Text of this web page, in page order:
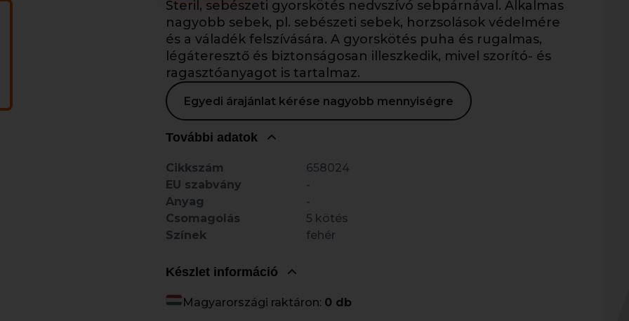
Steril, sebészeti gyorskötés nedvszívó sebpárnával. Alkalmas
nagyobb sebek, pl. sebészeti sebek, horzsolások védelmére
és a váladék felszívására. A gyorskötés puha és rugalmas,
légáteresztő és biztonságosan illeszkedik, mivel szorító- és
ragasztóanyagot is tartalmaz.
Egyedi árajánlat kérése nagyobb mennyiségre
További adatok
Cikkszám
658024
EU szabvány
-
Anyag
-
Csomagolás
5 kötés
Színek
fehér
Készlet információ
Magyarországi raktáron: 0 db